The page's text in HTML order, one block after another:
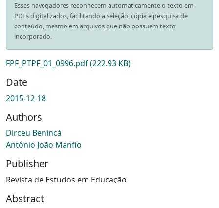
Esses navegadores reconhecem automaticamente o texto em
PDFs digitalizados, facilitando a seleção, cópia e pesquisa de
conteúdo, mesmo em arquivos que não possuem texto
incorporado.
FPF_PTPF_01_0996.pdf(222.93 KB)
Date
2015-12-18
Authors
Dirceu Benincá
Antônio João Manfio
Publisher
Revista de Estudos em Educação
Abstract